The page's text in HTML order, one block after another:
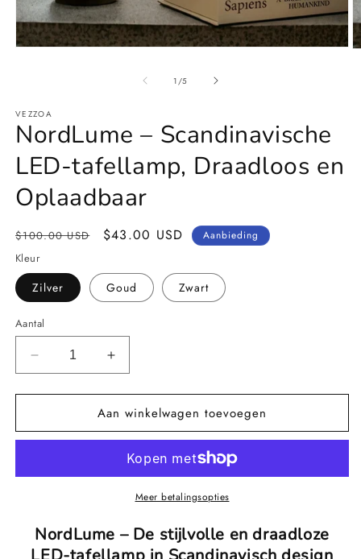
1 /van
5
VEZZOA
NordLume – Scandinavische
LED-tafellamp, Draadloos en
Oplaadbaar
Normale
prijs
$100.00 USD Aanbiedingsprijs
$43.00 USD Aanbieding
Kleur
Zilver Goud Zwart
Aantal
Aantal
verlagen
voor
NordLume
–
tafellamp,
Oplaadbaar
Aantal
verhogen
voor
NordLume
–
Scandinavische
LED-
tafellamp,
Draadloos
Oplaadbaar
Aan winkelwagen toevoegen
Meer betalingsopties
NordLume – De stijlvolle en draadloze